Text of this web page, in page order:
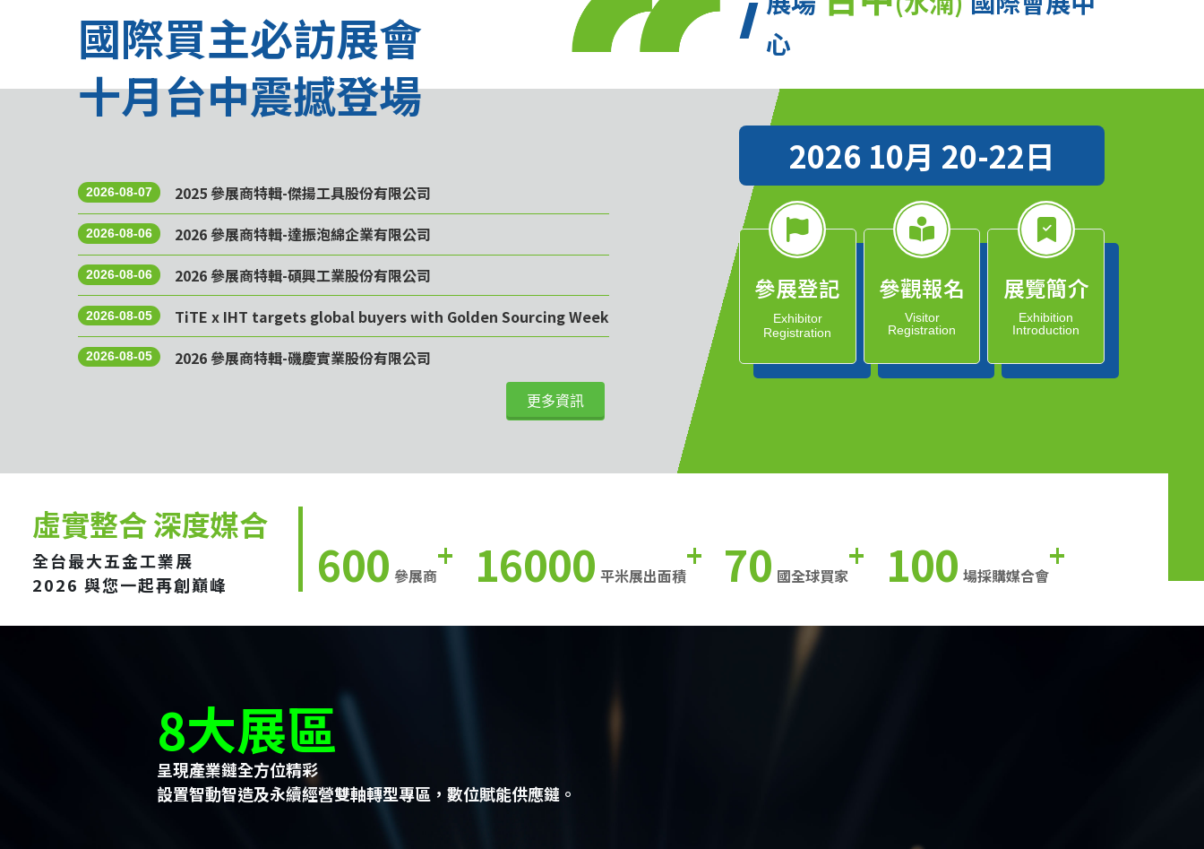
國際買主必訪展會
十月台中震撼登場
2026-08-07 2025 參展商特輯-傑揚工具股份有限公司
2026-08-06 2026 參展商特輯-達振泡綿企業有限公司
2026-08-06 2026 參展商特輯-碩興工業股份有限公司
2026-08-05 TiTE x IHT targets global buyers with Golden Sourcing Week
2026-08-05 2026 參展商特輯-磯慶實業股份有限公司
更多資訊
心
2026 10月 20-22日
參展登記
Exhibitor
Registration
參觀報名
Visitor
Registration
展覽簡介
Exhibition
Introduction
虛實整合 深度媒合
全台最大五金工業展
2026 與您一起再創巔峰
600 參展商+ 16000 平米展出面積+ 70 國全球買家+ 100 場採購媒合會+
8大展區
呈現產業鏈全方位精彩
設置智動智造及永續經營雙軸轉型專區，數位賦能供應鏈。